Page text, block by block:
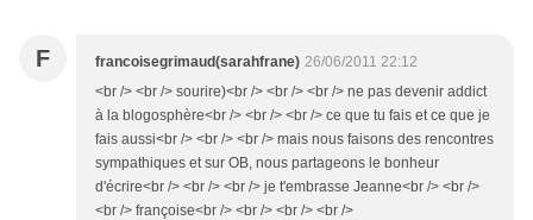
F francoisegrimaud(sarahfrane) 26/06/2011 22:12
<br /> <br /> sourire)<br /> <br /> <br /> ne pas devenir addict
à la blogosphère<br /> <br /> <br /> ce que tu fais et ce que je
fais aussi<br /> <br /> <br /> mais nous faisons des rencontres
sympathiques et sur OB, nous partageons le bonheur
d'écrire<br /> <br /> <br /> je t'embrasse Jeanne<br /> <br />
<br /> françoise<br /> <br /> <br /> <br />